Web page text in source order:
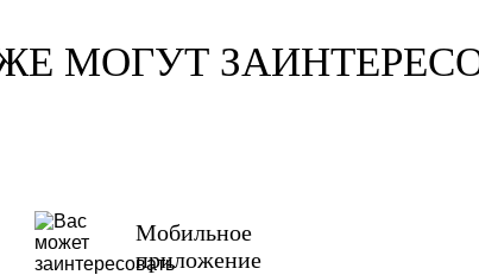
МОГУТ
Мобильное
приложение